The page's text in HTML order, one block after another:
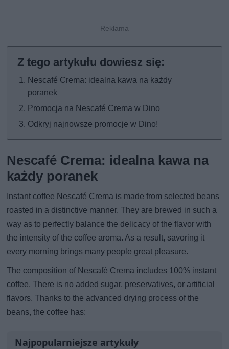
Nescafé Crema: idealna kawa na każdy
poranek
Promocja na Nescafé Crema w Dino
Odkryj najnowsze promocje w Dino!
Nescafé Crema: idealna kawa na
każdy poranek
Instant coffee Nescafé Crema is made from selected beans
roasted in a distinctive manner. They are brewed in such a
way as to perfectly balance the delicacy of the flavor with
the intensity of the coffee aroma. As a result, savoring it
every morning brings many people great pleasure.
The composition of Nescafé Crema includes 100% instant
coffee. There is no added sugar, preservatives, or artificial
flavors. Thanks to the advanced drying process of the
beans, the coffee has:
Najpopularniejsze artykuły